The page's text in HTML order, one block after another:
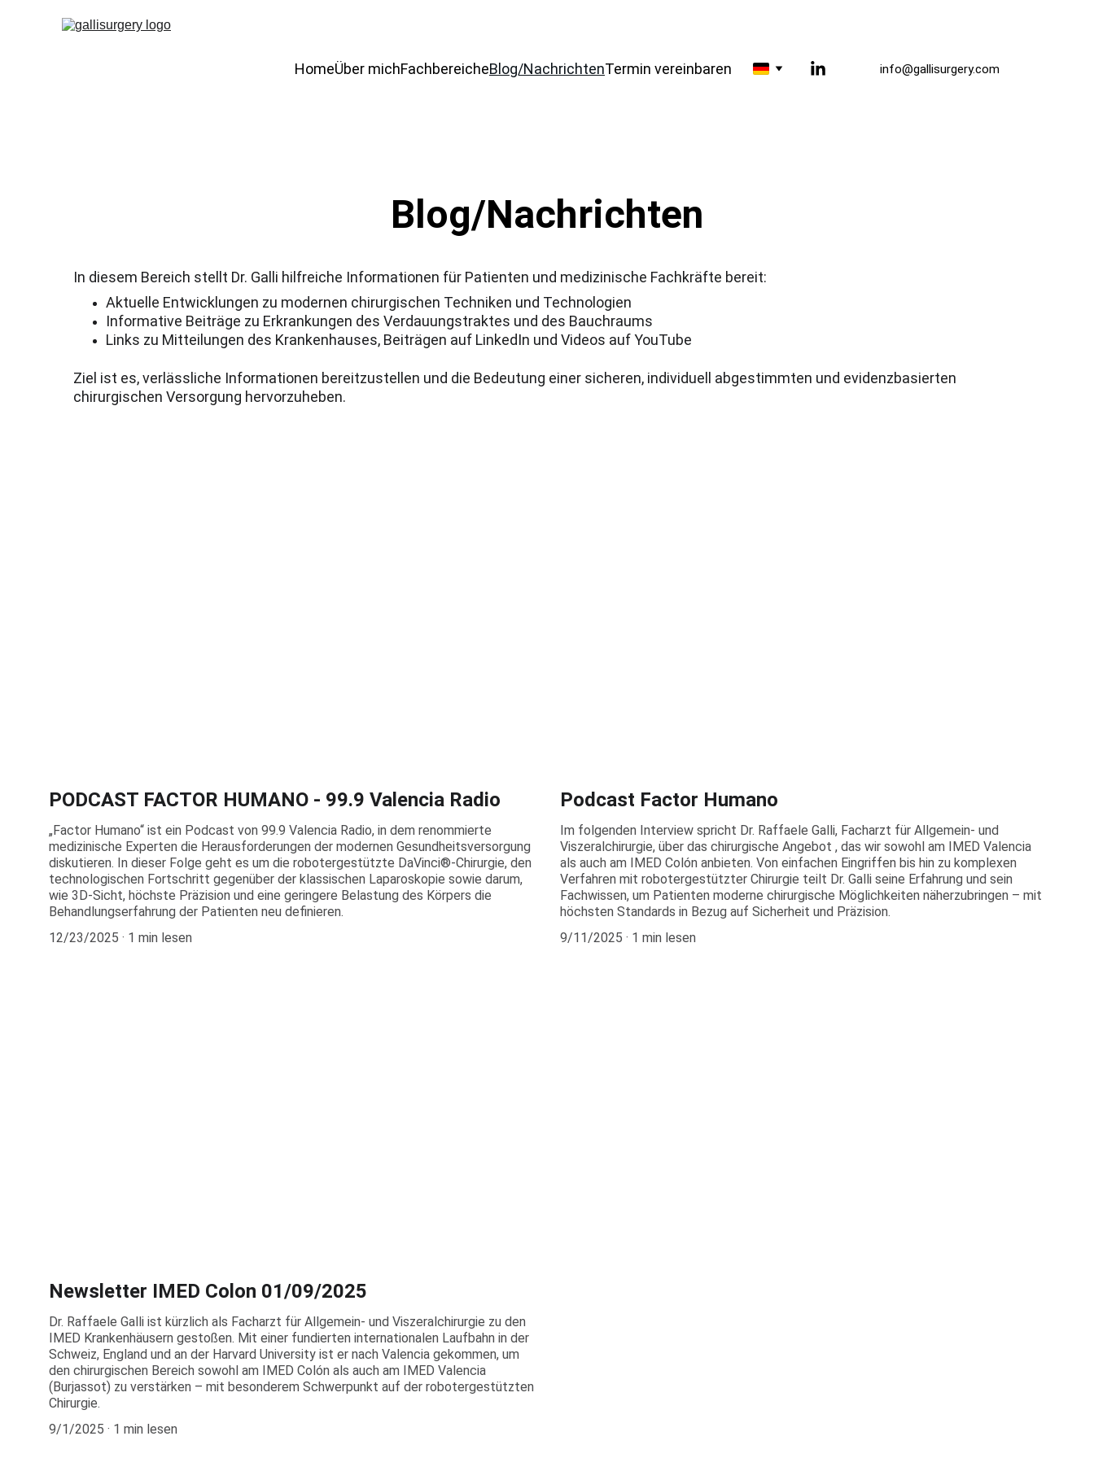
HomeÜber michFachbereicheBlog/NachrichtenTermin vereinbaren info@gallisurgery.com
In diesem Bereich stellt Dr. Galli hilfreiche Informationen für Patienten und medizinische Fachkräfte bereit:
Aktuelle Entwicklungen zu modernen chirurgischen Techniken und Technologien
Informative Beiträge zu Erkrankungen des Verdauungstraktes und des Bauchraums
Links zu Mitteilungen des Krankenhauses, Beiträgen auf LinkedIn und Videos auf YouTube
Ziel ist es, verlässliche Informationen bereitzustellen und die Bedeutung einer sicheren, individuell abgestimmten und evidenzbasierten
chirurgischen Versorgung hervorzuheben.
Blog/Nachrichten
PODCAST FACTOR HUMANO - 99.9 Valencia Radio
„Factor Humano“ ist ein Podcast von 99.9 Valencia Radio, in dem renommierte
medizinische Experten die Herausforderungen der modernen Gesundheitsversorgung
diskutieren. In dieser Folge geht es um die robotergestützte DaVinci®-Chirurgie, den
technologischen Fortschritt gegenüber der klassischen Laparoskopie sowie darum,
wie 3D-Sicht, höchste Präzision und eine geringere Belastung des Körpers die
Behandlungserfahrung der Patienten neu definieren.
12/23/2025
1 min lesen
Podcast Factor Humano
Im folgenden Interview spricht Dr. Raffaele Galli, Facharzt für Allgemein- und
Viszeralchirurgie, über das chirurgische Angebot , das wir sowohl am IMED Valencia
als auch am IMED Colón anbieten. Von einfachen Eingriffen bis hin zu komplexen
Verfahren mit robotergestützter Chirurgie teilt Dr. Galli seine Erfahrung und sein
Fachwissen, um Patienten moderne chirurgische Möglichkeiten näherzubringen – mit
höchsten Standards in Bezug auf Sicherheit und Präzision.
9/11/2025
1 min lesen
Newsletter IMED Colon 01/09/2025
Dr. Raffaele Galli ist kürzlich als Facharzt für Allgemein- und Viszeralchirurgie zu den
IMED Krankenhäusern gestoßen. Mit einer fundierten internationalen Laufbahn in der
Schweiz, England und an der Harvard University ist er nach Valencia gekommen, um
den chirurgischen Bereich sowohl am IMED Colón als auch am IMED Valencia
(Burjassot) zu verstärken – mit besonderem Schwerpunkt auf der robotergestützten
Chirurgie.
9/1/2025
1 min lesen